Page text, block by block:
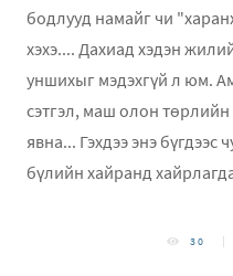
бодлууд намайг чи
хэхэ.... Дахиад хэдэн
уншихыг мэдэхгүй л юм.
сэтгэл, маш олон төрлийн
явна... Гэхдээ энэ бүгдээс
бүлийн хайранд
30